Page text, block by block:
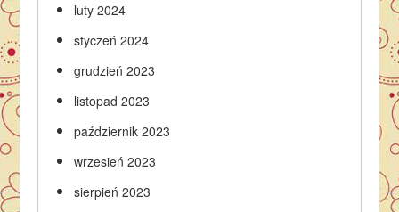
luty 2024
styczeń 2024
grudzień 2023
listopad 2023
październik 2023
wrzesień 2023
sierpień 2023